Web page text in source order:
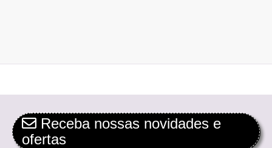
Receba nossas novidades e
ofertas